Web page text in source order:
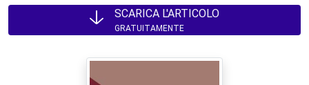
SCARICA L'ARTICOLO
GRATUITAMENTE